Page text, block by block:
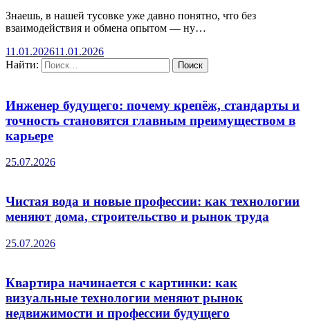
Знаешь, в нашей тусовке уже давно понятно, что без
взаимодействия и обмена опытом — ну…
11.01.202611.01.2026
Найти:
Инженер будущего: почему крепёж, стандарты и
точность становятся главным преимуществом в
карьере
25.07.2026
Чистая вода и новые профессии: как технологии
меняют дома, строительство и рынок труда
25.07.2026
Квартира начинается с картинки: как
визуальные технологии меняют рынок
недвижимости и профессии будущего